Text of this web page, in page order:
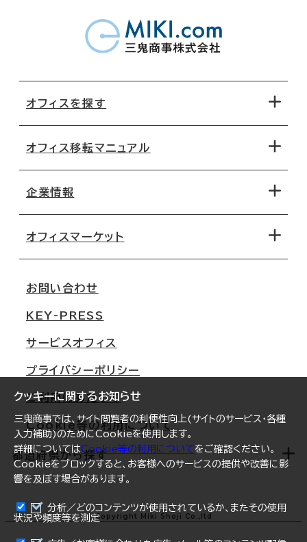
クッキーに関するお知らせ
三鬼商事では、サイト閲覧者の利便性向上(サイトのサービス・各種
入力補助)のためにCookieを使用します。
詳細についてはCookie等の利用についてをご確認ください。
Cookieをブロックすると、お客様へのサービスの提供や改善に影
響を及ぼす場合があります。
分析／どのコンテンツが使用されているか、またその使用
状況や頻度等を測定
オフィスを探す
地図から探す
路線・駅から探す
オフィス移転マニュアル
移転コストシミュレーション
移転スケジュール
オフィス移転Q&A
企業情報
オフィスマーケット
大阪
名古屋
札幌
仙台
横浜
福岡
オフィスリポート
ログイン
お問い合わせ
KEY-PRESS
サービスオフィス
プライバシーポリシー
ご利用にあたって
Cookie等の利用について
都道府県から探す
北海道 Copyright Miki Shoji Co.,ltd